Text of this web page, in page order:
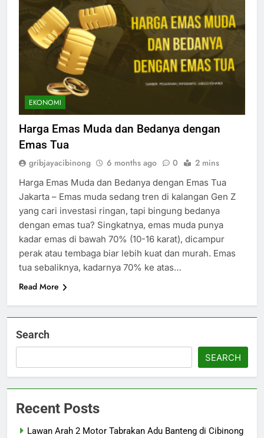
EKONOMI
Harga Emas Muda dan Bedanya dengan
Emas Tua
gribjayacibinong 6 months ago 0 2 mins
Harga Emas Muda dan Bedanya dengan Emas Tua
Jakarta – Emas muda sedang tren di kalangan Gen Z
yang cari investasi ringan, tapi bingung bedanya
dengan emas tua? Singkatnya, emas muda punya
kadar emas di bawah 70% (10-16 karat), dicampur
perak atau tembaga biar lebih kuat dan murah. Emas
tua sebaliknya, kadarnya 70% ke atas…
Read More
Search
SEARCH
Recent Posts
Lawan Arah 2 Motor Tabrakan Adu Banteng di Cibinong